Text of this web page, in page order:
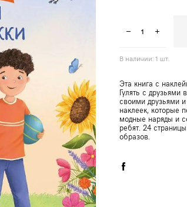
В наличии:1 шт.
Эта книга с
Гулять с
своими друзьями
наклеек, которые
модные наряды и
ребят. 24
образов.